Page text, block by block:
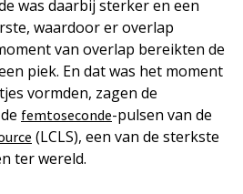
was daarbij sterker en een
waardoor er overlap
van overlap bereikten de
piek. En dat was het moment
vormden, zagen de
femtoseconde-pulsen van de
(LCLS), een van de sterkste
ter wereld.